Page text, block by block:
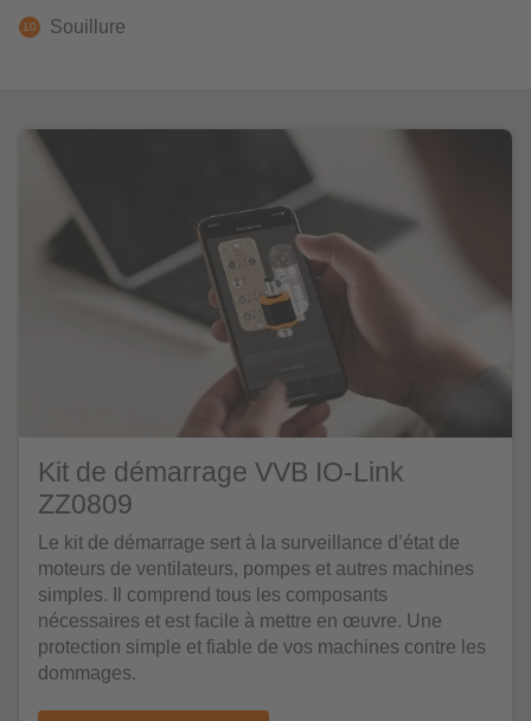
Souillure
Kit de démarrage VVB IO-Link
ZZ0809
Le kit de démarrage sert à la surveillance d’état de
moteurs de ventilateurs, pompes et autres machines
simples. Il comprend tous les composants
nécessaires et est facile à mettre en œuvre. Une
protection simple et fiable de vos machines contre les
dommages.